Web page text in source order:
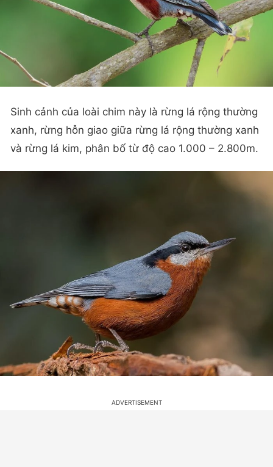
Sinh cảnh của loài chim này là rừng lá rộng thường
xanh, rừng hỗn giao giữa rừng lá rộng thường xanh
và rừng lá kim, phân bố từ độ cao 1.000 – 2.800m.